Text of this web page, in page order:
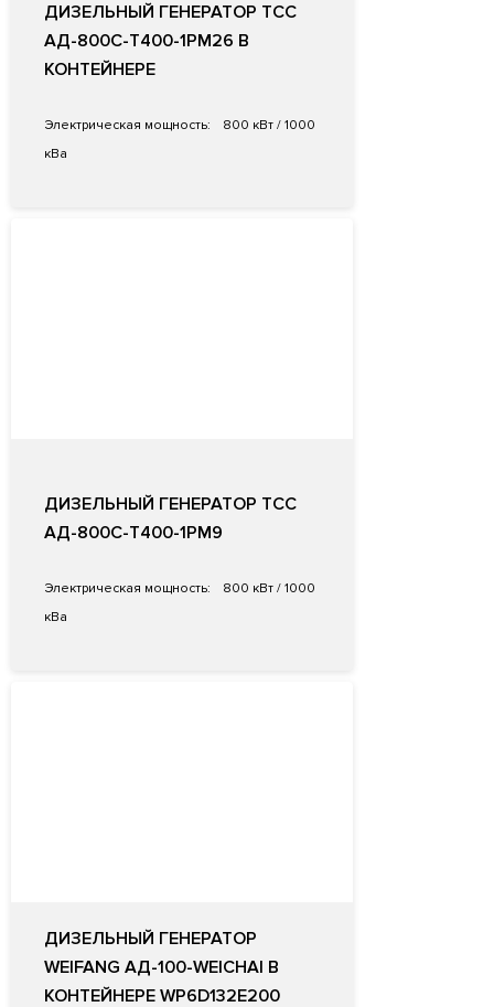
ДИЗЕЛЬНЫЙ ГЕНЕРАТОР ТСС
АД-800С-Т400-1РМ26 В
КОНТЕЙНЕРЕ
Электрическая мощность:
800 кВт / 1000
кВа
ДИЗЕЛЬНЫЙ ГЕНЕРАТОР ТСС
АД-800С-Т400-1РМ9
Электрическая мощность:
800 кВт / 1000
кВа
ДИЗЕЛЬНЫЙ ГЕНЕРАТОР
WEIFANG АД-100-WEICHAI В
КОНТЕЙНЕРЕ WP6D132E200